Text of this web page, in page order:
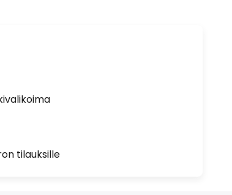
tilauksille